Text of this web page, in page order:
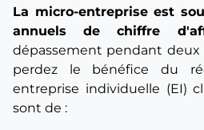
La micro-entreprise est
annuels de chiffre
dépassement pendant deux
perdez le bénéfice du
entreprise individuelle (EI)
sont de :